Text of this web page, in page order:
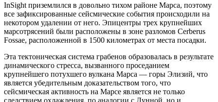
InSight приземлился в довольно тихом районе Марса, поэтому
все зафиксированные сейсмические события происходили на
некотором удалении от него. Эпицентры трех крупнейших
марсотрясений были расположены в зоне разломов Cerberus
Fossae, расположенной в 1500 километрах от места посадки.
Эта тектоническая система грабенов образовалась в результате
динамического стресса, вызванного проседанием
крупнейшего потухшего вулкана Марса — горы Элизий, что
является убедительным доказательством того, что
сейсмическая активность на Марсе является не только
следствием охлаждения, по аналогии с Лунной, но и